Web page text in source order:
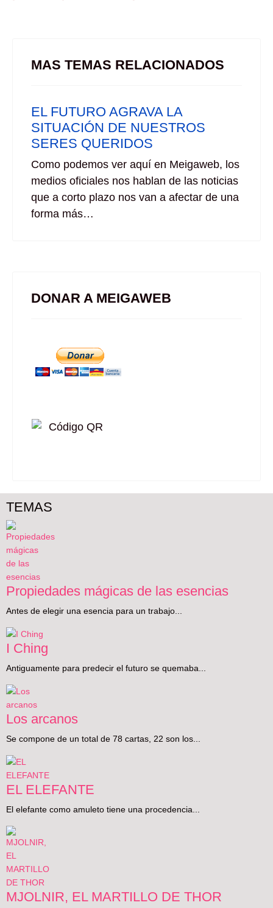
MAS TEMAS RELACIONADOS
EL FUTURO AGRAVA LA
SITUACIÓN DE NUESTROS
SERES QUERIDOS
Como podemos ver aquí en Meigaweb, los
medios oficiales nos hablan de las noticias
que a corto plazo nos van a afectar de una
forma más…
DONAR A MEIGAWEB
TEMAS
Propiedades mágicas de las esencias
Antes de elegir una esencia para un trabajo...
I Ching
Antiguamente para predecir el futuro se quemaba...
Los arcanos
Se compone de un total de 78 cartas, 22 son los...
EL ELEFANTE
El elefante como amuleto tiene una procedencia...
MJOLNIR, EL MARTILLO DE THOR